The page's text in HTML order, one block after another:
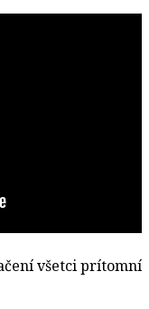
všetci prítomní